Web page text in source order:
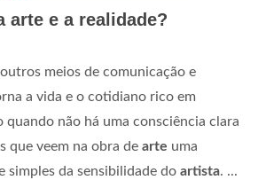
arte e a realidade?
meios de comunicação e
a vida e o cotidiano rico em
quando não há uma consciência clara
que veem na obra de arte uma
simples da sensibilidade do artista. ...